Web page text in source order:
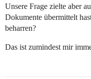
Unsere Frage zielte aber
Dokumente übermittelt
beharren?
Das ist zumindest mir